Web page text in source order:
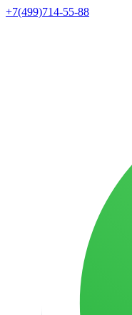
+7(499)714-55-88